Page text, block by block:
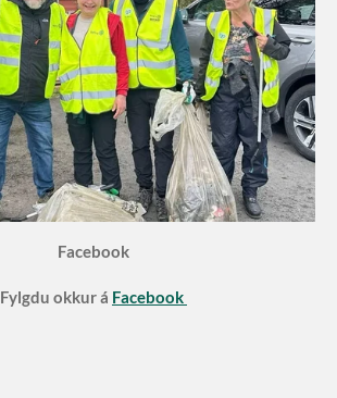
Facebook
Fylgdu okkur á Facebook